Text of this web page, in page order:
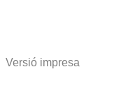
Versió impresa